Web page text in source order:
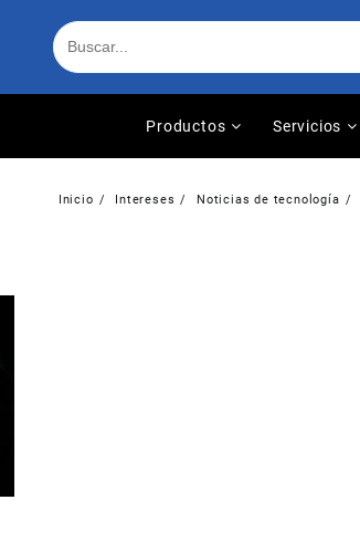
Productos Servicios
Inicio Intereses Noticias de tecnología